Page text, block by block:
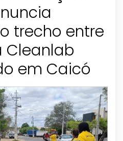
trecho entre
Cleanlab
em Caicó